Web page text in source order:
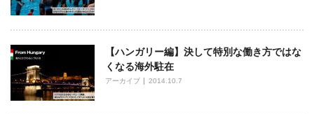
【ハンガリー編】決して特別な働き方ではな
くなる海外駐在
アーカイブ 2014.10.7